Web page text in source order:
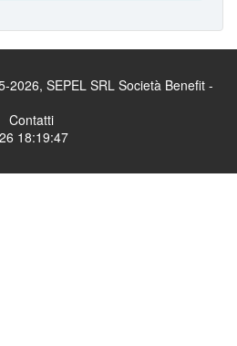
SEPEL SRL Società Benefit -
Contatti
18:19:47